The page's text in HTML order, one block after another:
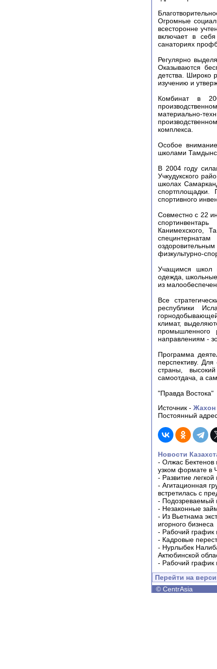
Огромные
всесторонне
включает в
санаториях
Регулярно
Оказываются
детства. Широко
изучению и
Комбинат в
материально-
комплекса.
Особое
школами
В 2004 году
Учкудукского
школах
спортивного
Совместно с 22
Канимехского,
физкультурно-
Учащимся школ
одежда,
из
Все
республики
климат,
промышленного
направлениям -
Программа
перспективу.
страны,
самоотдача, а
"Правда Востока"
Источник - Жахон
Постоянный
Новости
- Олжас Бектенов
узком формате в
- Развитие
- Агитационная
встретилась с
- Подозреваемый
- Незаконные
- Из Вьетнама
игорного бизнеса
- Рабочий график
- Кадровые
- Нурлыбек
Актюбинской
- Рабочий график
Перейти на
© CentrAsia